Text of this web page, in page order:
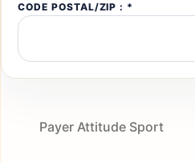
CODE POSTAL/ZIP : *
Payer Attitude Sport